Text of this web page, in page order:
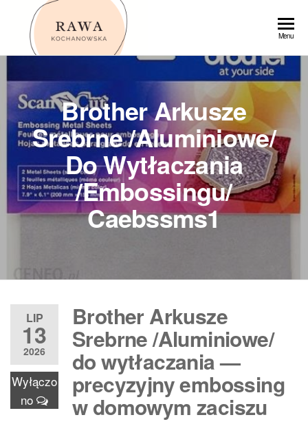
Przejdź
Menu
Brother Arkusze
Srebrne /Aluminiowe/
Do Wytłaczania
/Embossingu/
Caebssms1
LIP
13
2026
Wyłączo
no
Brother Arkusze
Srebrne /Aluminiowe/
do wytłaczania —
precyzyjny embossing
w domowym zaciszu